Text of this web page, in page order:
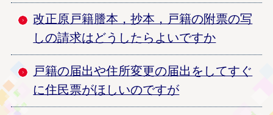
改正原戸籍謄本，抄本，戸籍の附票の写
しの請求はどうしたらよいですか
戸籍の届出や住所変更の届出をしてすぐ
に住民票がほしいのですが